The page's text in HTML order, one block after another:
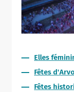
Elles
Fêtes
Fêtes